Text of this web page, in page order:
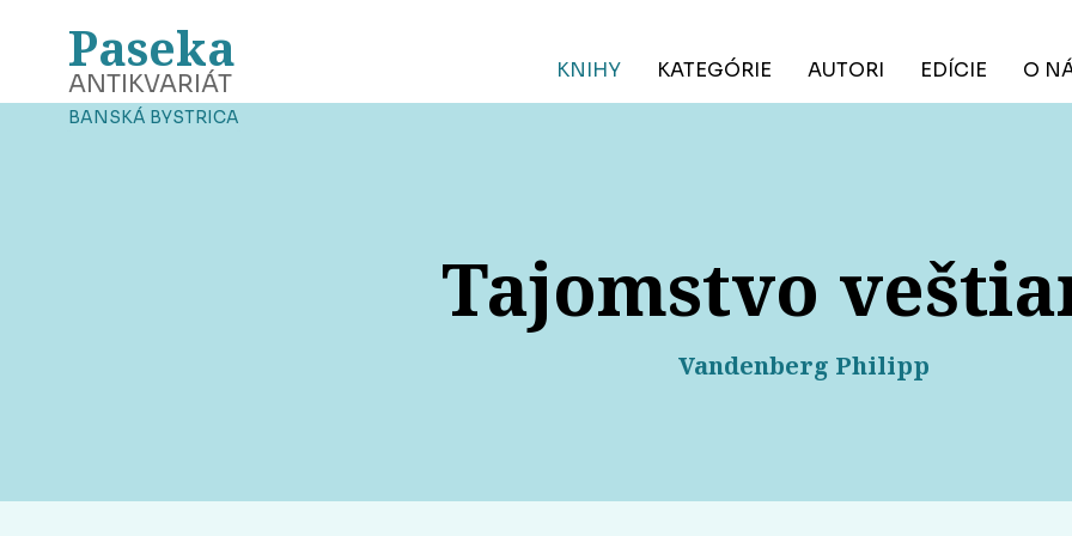
Paseka
ANTIKVARIÁT
BANSKÁ BYSTRICA
KNIHY KATEGÓRIE AUTORI EDÍCIE O
Tajomstvo
Vandenberg Philipp